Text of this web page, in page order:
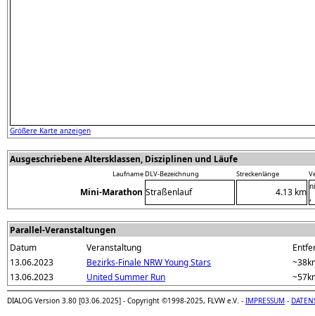
Größere Karte anzeigen
Ausgeschriebene Altersklassen, Disziplinen und Läufe
LaufnameDLV-Bezeichnung Streckenlänge
Mini-Marathon Straßenlauf 4.13 km ,
Parallel-Veranstaltungen
Datum
Veranstaltung
13.06.2023
Bezirks-Finale NRW Young Stars
13.06.2023
United Summer Run
DIALOG Version 3.80 [03.06.2025] - Copyright ©1998-2025, FLVW e.V. - IMPRESSUM -